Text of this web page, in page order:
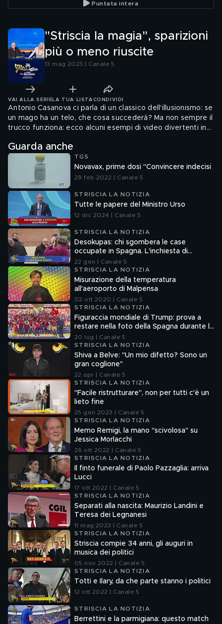
Puntata intera
"Striscia la magia", sparizioni
più o meno riuscite
13 mag 2023 | Canale 5
VAI ALLA SERIE LA TUA LISTA CONDIVIDI
Antonio Casanova ci parla di un classico dell'illusionismo: se
un mago ha un telo, che cosa succederà? Ma non sempre il
trucco funziona: ecco alcuni esempi di video divertenti in
in un cespuglio, oppure, addirittura, cade giù dalle scale.
Guarda anche
TG5
Novavax, prime dosi "Convincere indecisi
28 feb 2022 | Canale 5
STRISCIA LA NOTIZIA
Tutte le papere del Ministro Urso
12 dic 2024 | Canale 5
STRISCIA LA NOTIZIA
Desokupas: chi sgombera le case
occupate in Spagna. L'inchiesta di
Francesco Mazza
22 gen | Canale 5
STRISCIA LA NOTIZIA
Misurazione della temperatura
all'aeroporto di Malpensa
02 ott 2020 | Canale 5
STRISCIA LA NOTIZIA
Figuraccia mondiale di Trump: prova a
restare nella foto della Spagna durante la
premiazione
20 lug | Canale 5
STRISCIA LA NOTIZIA
Shiva a Belve: "Un mio difetto? Sono un
gran coglione"
22 apr | Canale 5
STRISCIA LA NOTIZIA
"Facile ristrutturare", non per tutti c'è un
lieto fine
25 gen 2023 | Canale 5
STRISCIA LA NOTIZIA
Memo Remigi, la mano "scivolosa" su
Jessica Morlacchi
26 ott 2022 | Canale 5
STRISCIA LA NOTIZIA
Il finto funerale di Paolo Pazzaglia: arriva
Lucci
17 ott 2022 | Canale 5
STRISCIA LA NOTIZIA
Separati alla nascita: Maurizio Landini e
Teresa dei Legnanesi
11 mag 2023 | Canale 5
STRISCIA LA NOTIZIA
Striscia compie 34 anni, gli auguri in
musica dei politici
05 nov 2022 | Canale 5
STRISCIA LA NOTIZIA
Totti e Ilary, da che parte stanno i politici
12 ott 2022 | Canale 5
STRISCIA LA NOTIZIA
Berrettini e la parmigiana: questo match